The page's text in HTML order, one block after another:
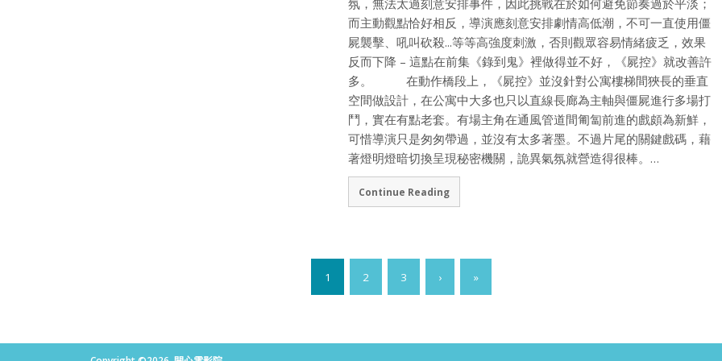
而主動觀點恰好相反，導演應刻意安排劇情高低潮，不可一直使用僵
屍襲擊、吼叫砍殺...等等高強度刺激，否則觀眾容易情緒疲乏，效果
反而下降 – 這點在前集《錄到鬼》裡做得並不好，《屍控》就改善許
多。 在動作橋段上，《屍控》並沒針對公寓樓梯間狹長的垂直
空間做設計，在公寓中大多也只以直線長廊為主軸與僵屍進行多場打
鬥，實在有點老套。有場主角在通風管道間匍匐前進的戲頗為新鮮，
可惜導演只是匆匆帶過，並沒有太多著墨。不過片尾的關鍵戲碼，藉
著燈明燈暗切換呈現秘密機關，詭異氣氛就營造得很棒。…
Continue Reading
1 2 3 › »